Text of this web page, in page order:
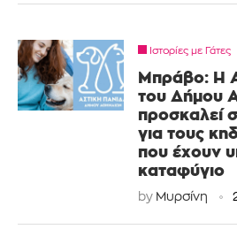
Ιστορίες με Γάτες
Μπράβο: Η
του Δήμου
προσκαλεί
για τους
που έχουν
καταφύγιο
by Μυρσίνη